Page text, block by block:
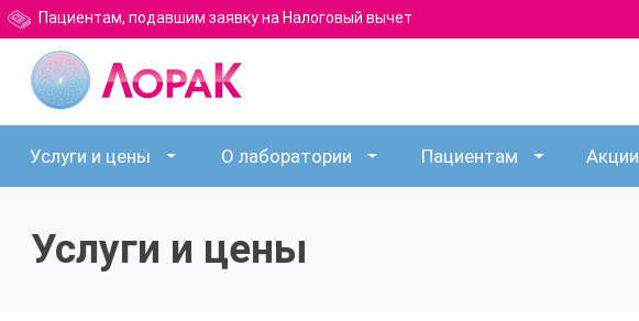
Пациентам, подавшим заявку на Налоговый вычет
Услуги и цены О лаборатории Пациентам Акции
Услуги и цены